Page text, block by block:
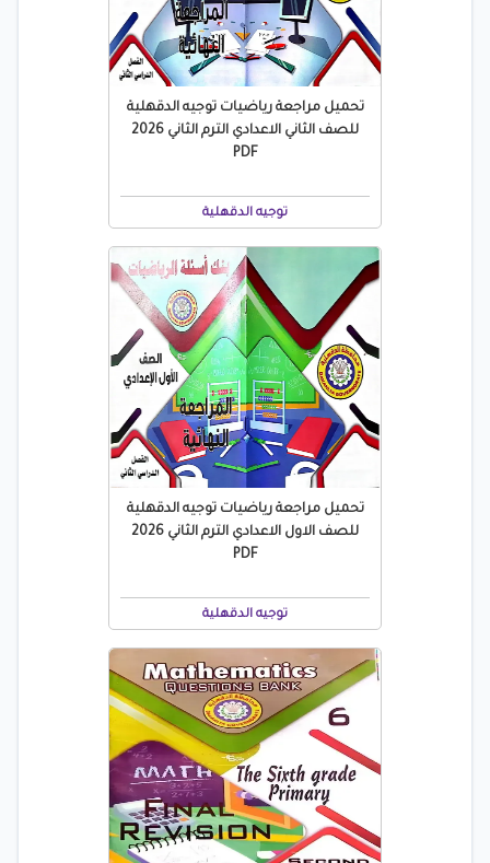
تحميل مراجعة رياضيات توجيه الدقهلية
للصف الثاني الاعدادي الترم الثاني 2026
PDF
توجيه الدقهلية
تحميل مراجعة رياضيات توجيه الدقهلية
للصف الاول الاعدادي الترم الثاني 2026
PDF
توجيه الدقهلية